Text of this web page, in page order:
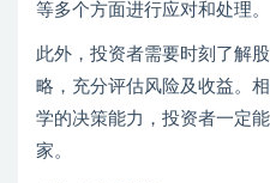
等多个方面进行应对和处理。
此外，投资者需要时刻了解
略，充分评估风险及收益。
学的决策能力，投资者一定
家。